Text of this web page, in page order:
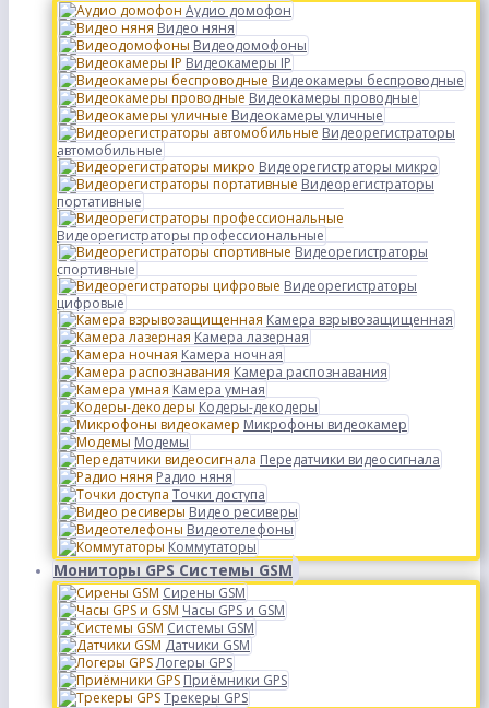
Аудио домофон
Видео няня
Видеодомофоны
Видеокамеры IP
Видеокамеры беспроводные
Видеокамеры проводные
Видеокамеры уличные
Видеорегистраторы
автомобильные
Видеорегистраторы микро
Видеорегистраторы
портативные
Видеорегистраторы профессиональные
Видеорегистраторы
спортивные
Видеорегистраторы
цифровые
Камера взрывозащищенная
Камера лазерная
Камера ночная
Камера распознавания
Камера умная
Кодеры-декодеры
Микрофоны видеокамер
Модемы
Передатчики видеосигнала
Радио няня
Точки доступа
Видео ресиверы
Видеотелефоны
Коммутаторы
Мониторы GPS Системы GSM
Сирены GSM
Часы GPS и GSM
Системы GSM
Датчики GSM
Логеры GPS
Приёмники GPS
Трекеры GPS